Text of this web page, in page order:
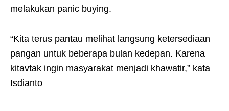
melakukan panic buying.
“Kita terus pantau melihat langsung ketersediaan
pangan untuk beberapa bulan kedepan. Karena
kitavtak ingin masyarakat menjadi khawatir,” kata
Isdianto